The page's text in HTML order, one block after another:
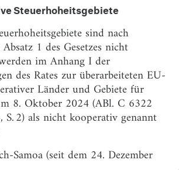
Steuerhoheitsgebiete
sind nach
1 des Gesetzes nicht
im Anhang I der
des Rates zur überarbeiteten EU-
Länder und Gebiete für
8. Oktober 2024 (ABl. C 6322
2) als nicht kooperativ genannt
Samoa (seit dem 24. Dezember